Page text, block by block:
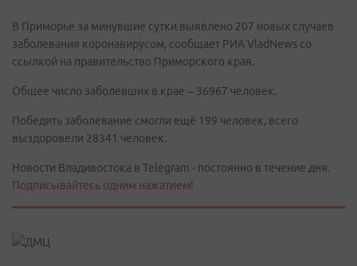
В Приморье за минувшие сутки выявлено 207 новых случаев
заболевания коронавирусом, сообщает РИА VladNews со
ссылкой на правительство Приморского края.
Общее число заболевших в крае – 36967 человек.
Победить заболевание смогли ещё 199 человек, всего
выздоровели 28341 человек.
Новости Владивостока в Telegram - постоянно в течение дня.
Подписывайтесь одним нажатием!